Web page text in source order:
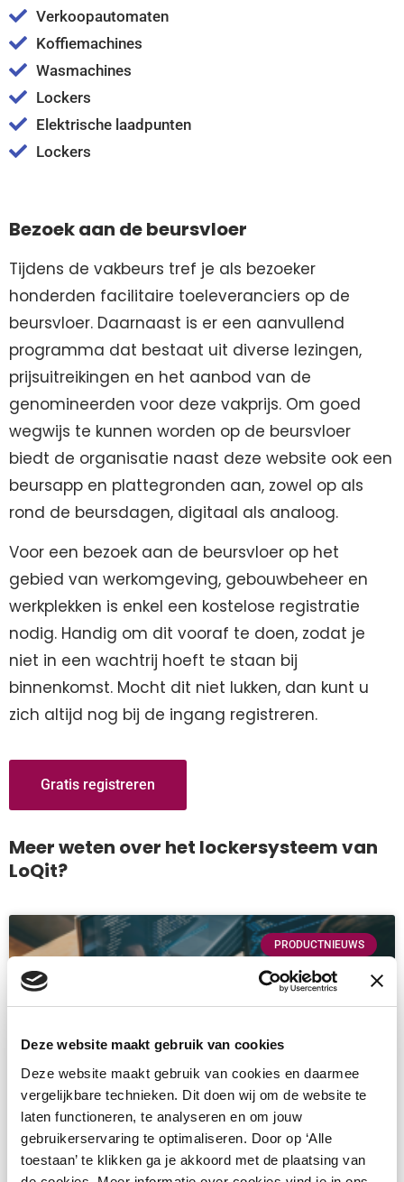
Deze website maakt gebruik van cookies
Deze website maakt gebruik van cookies en daarmee
vergelijkbare technieken. Dit doen wij om de website te
laten functioneren, te analyseren en om jouw
gebruikerservaring te optimaliseren. Door op ‘Alle
toestaan’ te klikken ga je akkoord met de plaatsing van
Verkoopautomaten
Koffiemachines
Wasmachines
Lockers
Elektrische laadpunten
Lockers
Bezoek aan de beursvloer
Tijdens de vakbeurs tref je als bezoeker
honderden facilitaire toeleveranciers op de
beursvloer. Daarnaast is er een aanvullend
programma dat bestaat uit diverse lezingen,
prijsuitreikingen en het aanbod van de
genomineerden voor deze vakprijs. Om goed
wegwijs te kunnen worden op de beursvloer
biedt de organisatie naast deze website ook een
beursapp en plattegronden aan, zowel op als
rond de beursdagen, digitaal als analoog.
Voor een bezoek aan de beursvloer op het
gebied van werkomgeving, gebouwbeheer en
werkplekken is enkel een kostelose registratie
nodig. Handig om dit vooraf te doen, zodat je
niet in een wachtrij hoeft te staan bij
binnenkomst. Mocht dit niet lukken, dan kunt u
zich altijd nog bij de ingang registreren.
Gratis registreren
Meer weten over het lockersysteem van
LoQit?
PRODUCTNIEUWS
SaaS voor lockersystemen: flexibel